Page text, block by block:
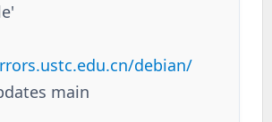
debian/
main